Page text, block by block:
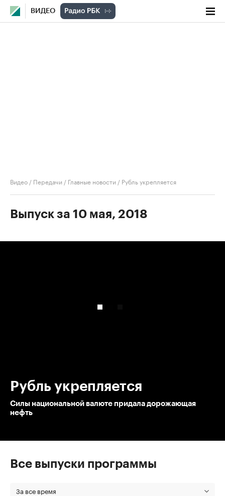
ВИДЕО
Видео / Передачи / Главные новости / Рубль укрепляется
Выпуск за 10 мая, 2018
Рубль укрепляется
Силы национальной валюте придала дорожающая
нефть
Все выпуски программы
За все время